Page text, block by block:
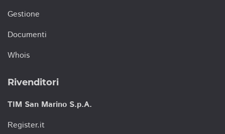
Gestione
Documenti
Whois
Rivenditori
TIM San Marino S.p.A.
Register.it